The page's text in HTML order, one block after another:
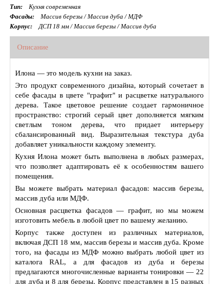
Тип:
Кухня современная
Фасады:
Массив березы / Массив дуба / МДФ
Корпус:
ДСП 18 мм / Массив березы / Массив дуба
Описание
Илона — это модель кухни на заказ.
Это продукт современного дизайна, который сочетает в
себе фасады в цвете "графит" и расцветке натурального
дерева. Такое цветовое решение создает гармоничное
пространство: строгий серый цвет дополняется мягким
светлым тоном дерева, что придает интерьеру
сбалансированный вид. Выразительная текстура дуба
добавляет уникальности каждому элементу.
Кухня Илона может быть выполнена в любых размерах,
что позволяет адаптировать её к особенностям вашего
помещения.
Вы можете выбрать материал фасадов: массив березы,
массив дуба или МДФ.
Основная расцветка фасадов — графит, но мы можем
изготовить мебель в любой цвет по вашему желанию.
Корпус также доступен из различных материалов,
включая ДСП 18 мм, массив березы и массив дуба. Кроме
того, на фасады из МДФ можно выбрать любой цвет из
каталога RAL, а для фасадов из дуба и березы
предлагаются многочисленные варианты тонировки — 22
для дуба и 8 для березы. Корпус представлен в 15 разных